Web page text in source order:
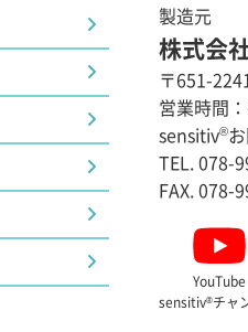
製造元
株式会
〒651-
営業時間
sensitiv®
TEL. 078-
FAX. 078-
YouTube
sensitiv®チャ